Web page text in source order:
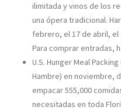
ilimitada y vinos de los
una ópera tradicional.
febrero, el 17 de abril,
Para comprar entradas,
U.S. Hunger Meal
Hambre) en noviembre,
empacar 555,000
necesitadas en toda